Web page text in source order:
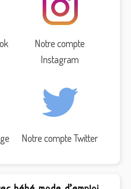
Notre compte
Instagram
Notre compte Twitter